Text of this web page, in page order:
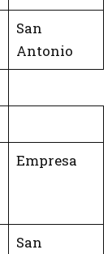
San
Antonio
Empresa
San